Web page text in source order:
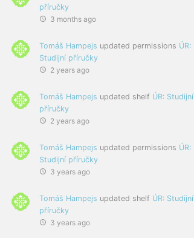
příručky
3 months ago
Tomáš Hampejs updated permissions ÚR:
Studijní příručky
2 years ago
Tomáš Hampejs updated shelf ÚR: Studijní
příručky
2 years ago
Tomáš Hampejs updated permissions ÚR:
Studijní příručky
3 years ago
Tomáš Hampejs updated shelf ÚR: Studijní
příručky
3 years ago